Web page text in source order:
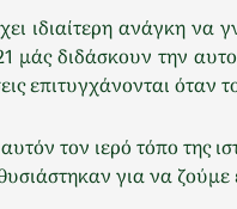
ιδιαίτερη ανάγκη
μάς διδάσκουν την
επιτυγχάνονται
τον ιερό τόπο της
για να ζούμε